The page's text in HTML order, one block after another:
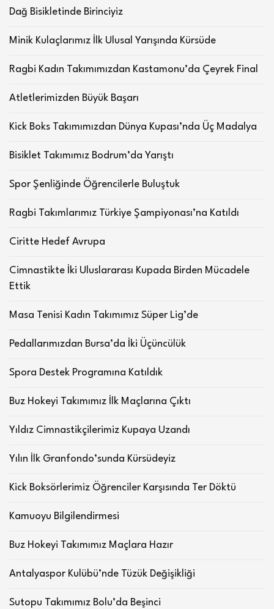
Dağ Bisikletinde Birinciyiz
Minik Kulaçlarımız İlk Ulusal Yarışında Kürsüde
Ragbi Kadın Takımımızdan Kastamonu’da Çeyrek Final
Atletlerimizden Büyük Başarı
Kick Boks Takımımızdan Dünya Kupası’nda Üç Madalya
Bisiklet Takımımız Bodrum’da Yarıştı
Spor Şenliğinde Öğrencilerle Buluştuk
Ragbi Takımlarımız Türkiye Şampiyonası’na Katıldı
Ciritte Hedef Avrupa
Cimnastikte İki Uluslararası Kupada Birden Mücadele
Ettik
Masa Tenisi Kadın Takımımız Süper Lig’de
Pedallarımızdan Bursa’da İki Üçüncülük
Spora Destek Programına Katıldık
Buz Hokeyi Takımımız İlk Maçlarına Çıktı
Yıldız Cimnastikçilerimiz Kupaya Uzandı
Yılın İlk Granfondo’sunda Kürsüdeyiz
Kick Boksörlerimiz Öğrenciler Karşısında Ter Döktü
Kamuoyu Bilgilendirmesi
Buz Hokeyi Takımımız Maçlara Hazır
Antalyaspor Kulübü’nde Tüzük Değişikliği
Sutopu Takımımız Bolu’da Beşinci